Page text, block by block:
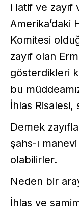
i latif ve zayıf
Amerika’daki
Komitesi
zayıf olan
gösterdikleri
bu
İhlas Risalesi,
Demek
şahs-ı
olabilirler.
Neden bir
İhlas ve